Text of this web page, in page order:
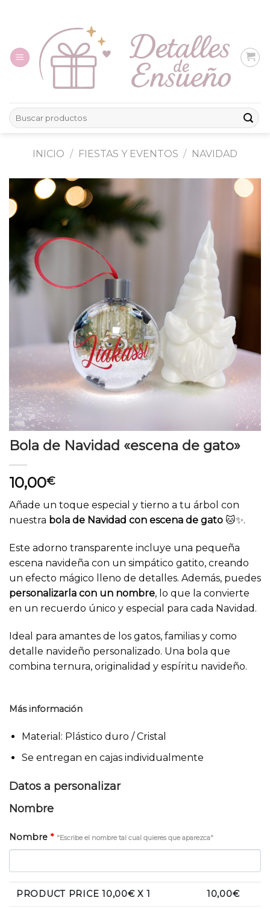
Buscar
por:
INICIO / FIESTAS Y EVENTOS / NAVIDAD
Bola de Navidad «escena de gato»
10,00€
Añade un toque especial y tierno a tu árbol con
nuestra bola de Navidad con escena de gato 🐱✨.
Este adorno transparente incluye una pequeña
escena navideña con un simpático gatito, creando
un efecto mágico lleno de detalles. Además, puedes
personalizarla con un nombre, lo que la convierte
en un recuerdo único y especial para cada Navidad.
Ideal para amantes de los gatos, familias y como
detalle navideño personalizado. Una bola que
combina ternura, originalidad y espíritu navideño.
Más información
Material: Plástico duro / Cristal
Se entregan en cajas individualmente
Datos a personalizar
Nombre
Nombre * "Escribe el nombre tal cual quieres que aparezca"
PRODUCT PRICE10,00€ X 1 10,00€